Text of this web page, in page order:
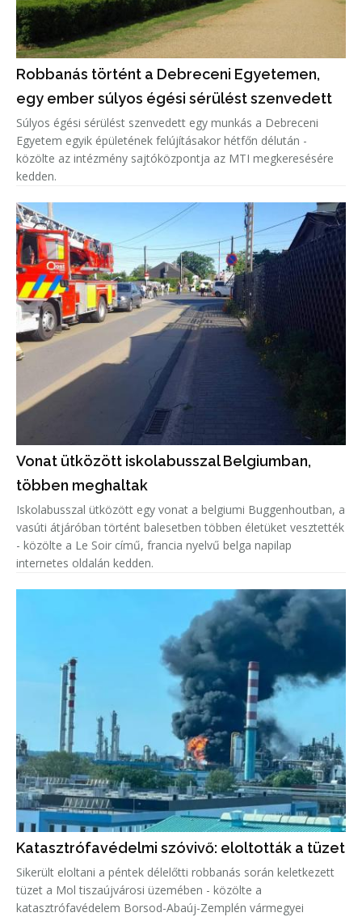
Robbanás történt a Debreceni Egyetemen,
egy ember súlyos égési sérülést szenvedett
Súlyos égési sérülést szenvedett egy munkás a Debreceni
Egyetem egyik épületének felújításakor hétfőn délután -
közölte az intézmény sajtóközpontja az MTI megkeresésére
kedden.
Vonat ütközött iskolabusszal Belgiumban,
többen meghaltak
Iskolabusszal ütközött egy vonat a belgiumi Buggenhoutban, a
vasúti átjáróban történt balesetben többen életüket vesztették
- közölte a Le Soir című, francia nyelvű belga napilap
internetes oldalán kedden.
Katasztrófavédelmi szóvivő: eloltották a tüzet
Sikerült eloltani a péntek délelőtti robbanás során keletkezett
tüzet a Mol tiszaújvárosi üzemében - közölte a
katasztrófavédelem Borsod-Abaúj-Zemplén vármegyei